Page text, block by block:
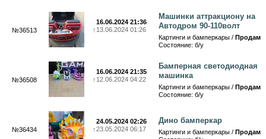
№36513
16.06.2024 21:36
↑ 13.06.2024 01:26
Машинки аттракциону на
Автодром 90-110волт
Картинги и бамперкары / Продам
Состояние: б/у
№36508
16.06.2024 21:35
↑ 12.06.2024 04:22
Бамперная светодиодная
машинка
Картинги и бамперкары / Продам
Состояние: б/у
№36434
24.05.2024 02:26
↑23.05.2024 06:17
Дино бамперкар
Картинги и бамперкары / Продам